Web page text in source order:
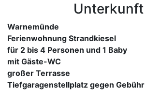
Unterkunft
Warnemünde
Ferienwohnung Strandkiesel
für 2 bis 4 Personen und 1 Baby
mit Gäste-WC
großer Terrasse
Tiefgaragenstellplatz gegen Gebühr